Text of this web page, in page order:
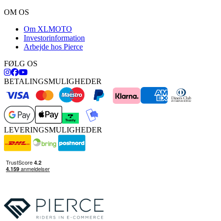
OM OS
Om XLMOTO
Investorinformation
Arbejde hos Pierce
FØLG OS
BETALINGSMULIGHEDER
LEVERINGSMULIGHEDER